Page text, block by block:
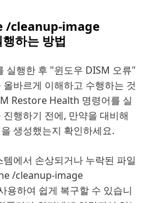
/cleanup-image
하는 방법
실행한 후 "윈도우 DISM 오류"
바르게 이해하고 수행하는 것
Restore Health 명령어를 실
행하기 전에, 만약을 대비해
생성했는지 확인하세요.
에서 손상되거나 누락된 파일
/cleanup-image
하여 쉽게 복구할 수 있습니